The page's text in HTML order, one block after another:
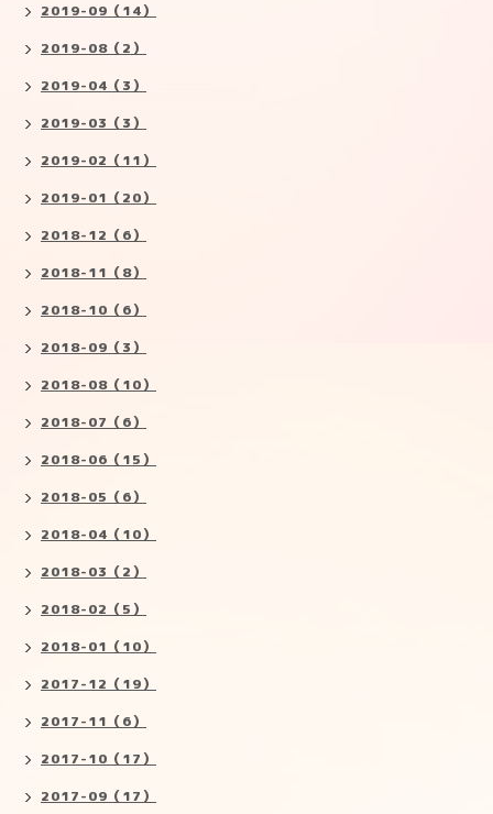
2019-09（14）
2019-08（2）
2019-04（3）
2019-03（3）
2019-02（11）
2019-01（20）
2018-12（6）
2018-11（8）
2018-10（6）
2018-09（3）
2018-08（10）
2018-07（6）
2018-06（15）
2018-05（6）
2018-04（10）
2018-03（2）
2018-02（5）
2018-01（10）
2017-12（19）
2017-11（6）
2017-10（17）
2017-09（17）